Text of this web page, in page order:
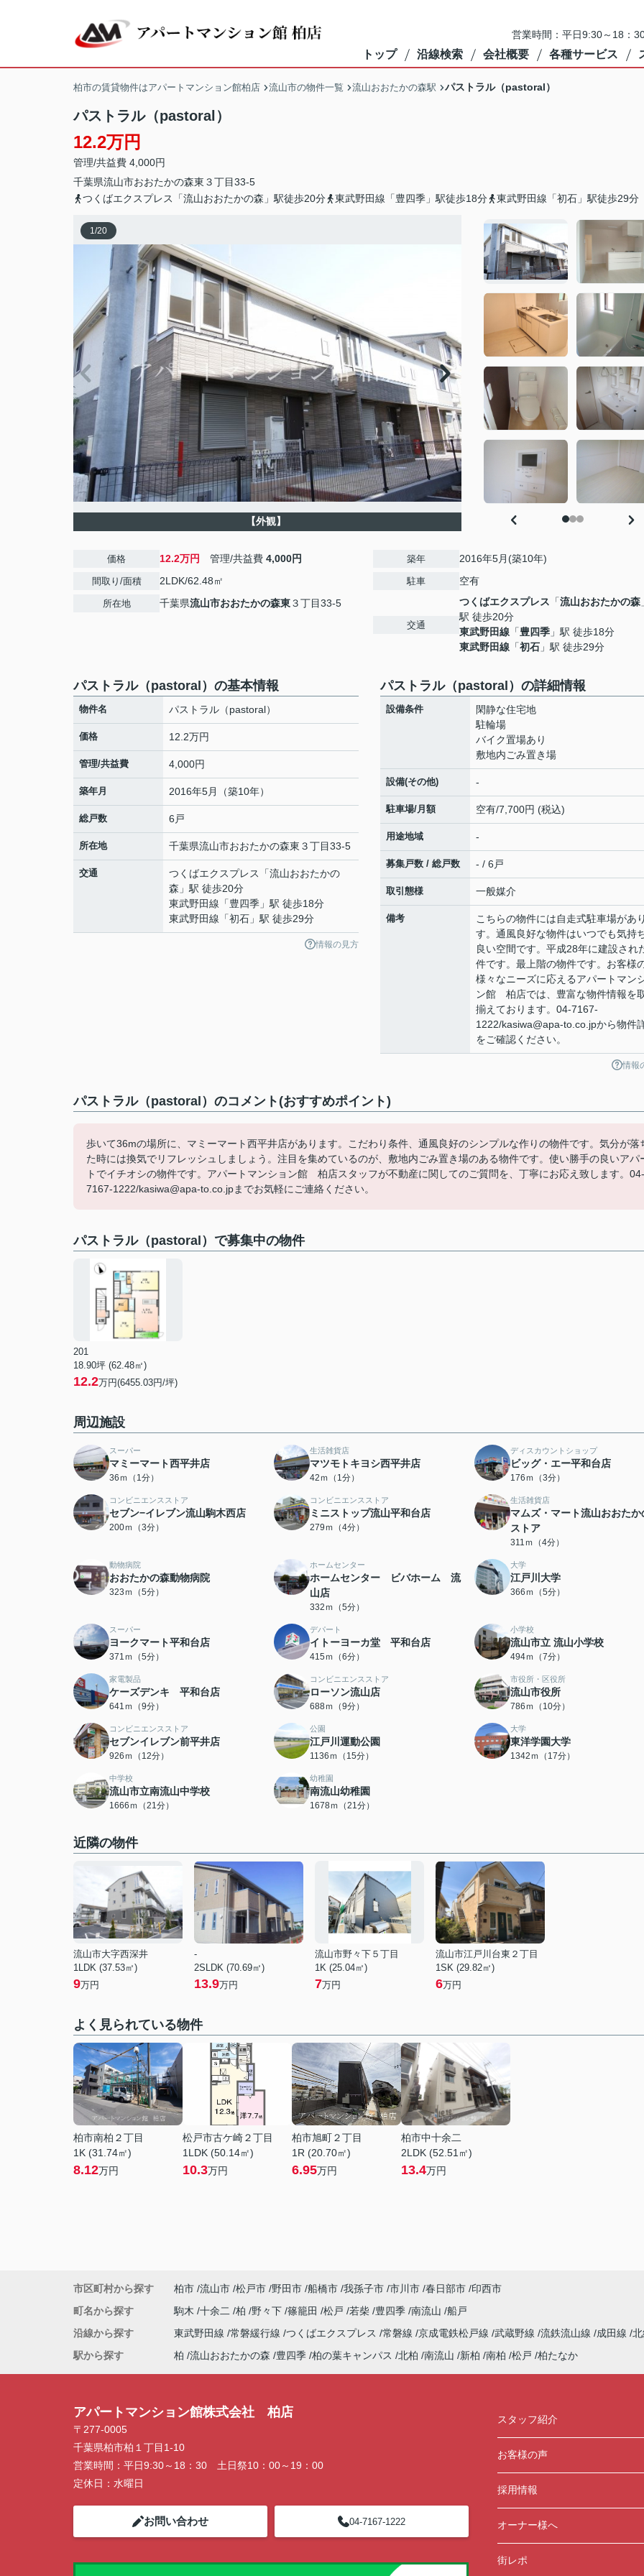
営業時間：平日9:30～18
トップ 沿線検索 会社概要 各種サービス
柏市の賃貸物件はアパートマンション館柏店 流山市の物件一覧 流山おおたかの森駅 パストラル（pastoral）
パストラル（pastoral）
12.2万円
管理/共益費 4,000円
千葉県流山市おおたかの森東 ３丁目33-5
つくばエクスプレス「流山おおたかの森」駅徒歩20分
東武野田線「豊四季」駅徒歩18分 東武野田線「初石」駅徒歩29分
1/20
【外観】
価格 12.2万円 管理/共益費 4,000円
間取り/面積 2LDK/62.48㎡
所在地 千葉県流山市おおたかの森東３丁目33-5
築年 2016年5月(築10年)
駐車 空有
交通
つくばエクスプレス 「流山おおたかの森
駅 徒歩20分
東武野田線 「豊四季 」駅 徒歩18分
東武野田線 「初石 」駅 徒歩29分
パストラル（pastoral）の基本情報
物件名 パストラル（pastoral）
価格 12.2万円
管理/共益費 4,000円
築年月 2016年5月（築10年）
総戸数 6戸
所在地 千葉県流山市おおたかの森東 ３丁目33-5
交通 つくばエクスプレス 「流山おおたかの
森 」駅 徒歩20分
東武野田線 「豊四季 」駅 徒歩18分
東武野田線 「初石 」駅 徒歩29分
情報の見方
パストラル（pastoral）の詳細情報
設備条件
閑静な住宅地
駐輪場
バイク置場あり
敷地内ごみ置き場
設備(その他) -
駐車場/月額 空有/7,700円 (税込)
用途地域 -
募集戸数 / 総戸数 - / 6戸
取引態様 一般媒介
備考
こちらの物件には自走式駐車場があ
す。通風良好な物件はいつでも気持
良い空間です。平成28年に建設され
件です。最上階の物件です。お客様
様々なニーズに応えるアパートマン
ン館 柏店では、豊富な物件情報を
揃えております。04-7167-
1222/kasiwa@apa-to.co.jpから物件
をご確認ください。
情報
パストラル（pastoral）のコメント(おすすめポイント)
歩いて36mの場所に、マミーマート西平井店があります。こだわり条件、通風良好のシンプルな作りの物件です。気分が落
た時には換気でリフレッシュしましょう。注目を集めているのが、敷地内ごみ置き場のある物件です。使い勝手の良いアパ
トでイチオシの物件です。アパートマンション館 柏店スタッフが不動産に関してのご質問を、丁寧にお応え致します。04-
7167-1222/kasiwa@apa-to.co.jpまでお気軽にご連絡ください。
パストラル（pastoral）で募集中の物件
201
18.90坪 (62.48㎡)
12.2万円(6455.03円/坪)
周辺施設
スーパー
マミーマート西平井店
36ｍ（1分）
生活雑貨店
マツモトキヨシ西平井店
42ｍ（1分）
ディスカウントショップ
ビッグ・エー平和台店
176ｍ（3分）
コンビニエンスストア
セブン−イレブン流山駒木西店
200ｍ（3分）
コンビニエンスストア
ミニストップ流山平和台店
279ｍ（4分）
生活雑貨店
マムズ・マート流山おおたか
ストア
311ｍ（4分）
動物病院
おおたかの森動物病院
323ｍ（5分）
ホームセンター
ホームセンター ビバホーム 流
山店
332ｍ（5分）
大学
江戸川大学
366ｍ（5分）
スーパー
ヨークマート平和台店
371ｍ（5分）
デパート
イトーヨーカ堂 平和台店
415ｍ（6分）
小学校
流山市立 流山小学校
494ｍ（7分）
家電製品
ケーズデンキ 平和台店
641ｍ（9分）
コンビニエンスストア
ローソン流山店
688ｍ（9分）
市役所・区役所
流山市役所
786ｍ（10分）
コンビニエンスストア
セブンイレブン前平井店
926ｍ（12分）
公園
江戸川運動公園
1136ｍ（15分）
大学
東洋学園大学
1342ｍ（17分）
中学校
流山市立南流山中学校
1666ｍ（21分）
幼稚園
南流山幼稚園
1678ｍ（21分）
近隣の物件
流山市大字西深井
1LDK (37.53㎡)
9万円
-
2SLDK (70.69㎡)
13.9万円
流山市野々下５丁目
1K (25.04㎡)
7万円
流山市江戸川台東２丁目
1SK (29.82㎡)
6万円
よく見られている物件
柏市南柏２丁目
1K (31.74㎡)
8.12万円
松戸市古ケ崎２丁目
1LDK (50.14㎡)
10.3万円
柏市旭町２丁目
1R (20.70㎡)
6.95万円
柏市中十余二
2LDK (52.51㎡)
13.4万円
市区町村から探す 柏市 流山市 松戸市 野田市 船橋市 我孫子市 市川市 春日部市 印西市
町名から探す
駒木 十余二 柏 野々下 篠籠田 松戸 若柴 豊四季 南流山 船戸
沿線から探す
東武野田線 常磐緩行線 つくばエクスプレス 常磐線 京成電鉄松戸線 武蔵野線 流鉄流山線 成田線
駅から探す
柏 流山おおたかの森 豊四季 柏の葉キャンパス 北柏 南流山 新柏 南柏 松戸 柏たなか
アパートマンション館株式会社 柏店
〒277-0005
千葉県柏市柏１丁目1-10
営業時間： 平日9:30～18：30 土日祭10：00～19：00
定休日： 水曜日
お問い合わせ 04-7167-1222
スタッフ紹介
お客様の声
採用情報
オーナー様へ
街レポ